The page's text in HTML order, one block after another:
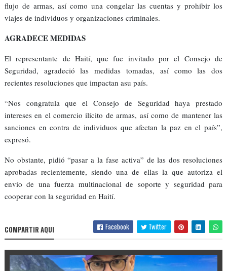
flujo de armas, así como una congelar las cuentas y prohibir los
viajes de individuos y organizaciones criminales.
AGRADECE MEDIDAS
El representante de Haití, que fue invitado por el Consejo de
Seguridad, agradeció las medidas tomadas, así como las dos
recientes resoluciones que impactan asu país.
“Nos congratula que el Consejo de Seguridad haya prestado
intereses en el comercio ilícito de armas, así como de mantener las
sanciones en contra de individuos que afectan la paz en el país”,
expresó.
No obstante, pidió “pasar a la fase activa” de las dos resoluciones
aprobadas recientemente, siendo una de ellas la que autoriza el
envío de una fuerza multinacional de soporte y seguridad para
cooperar con la seguridad en Haití.
COMPARTIR AQUI Facebook Twitter